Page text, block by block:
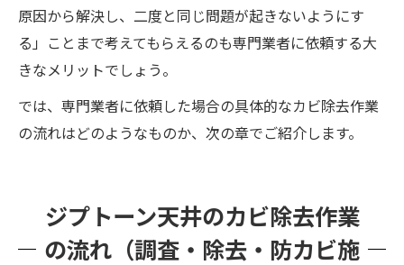
原因から解決し、二度と同じ問題が起きないようにす
る」ことまで考えてもらえるのも専門業者に依頼する大
きなメリットでしょう​。
では、専門業者に依頼した場合の具体的なカビ除去作業
の流れはどのようなものか、次の章でご紹介します。
ジプトーン天井のカビ除去作業
の流れ（調査・除去・防カビ施